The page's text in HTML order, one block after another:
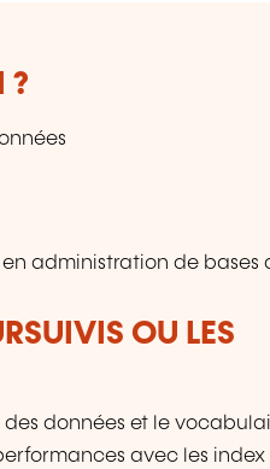
?
administration de bases
OU LES
données et le
avec les